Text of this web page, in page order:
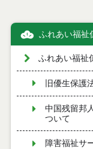
ふれあい福祉
ふれあい福祉
旧優生保護
中国残留邦
ついて
障害福祉サ